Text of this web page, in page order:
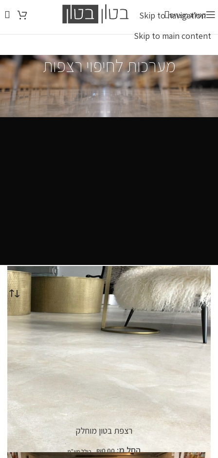
Skip to navigation
Skip to main content
קטלוג מוצרים
מערכות לחיפוי רצפות
עמוד הביתחנותקיט חומרים לחיפוי
Showing all 12 results
קטלוג מוצרים
רצפת בטון מוחלק
החל מ:
₪0.00